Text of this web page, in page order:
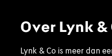
Over Lynk &
Lynk & Co is meer dan